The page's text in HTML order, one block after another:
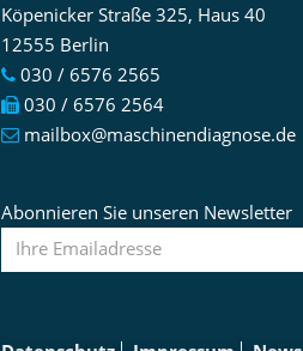
Köpenicker Straße 325, Haus 40
12555 Berlin
030 / 6576 2565
030 / 6576 2564
mailbox@maschinendiagnose.de
Abonnieren Sie unseren Newsletter